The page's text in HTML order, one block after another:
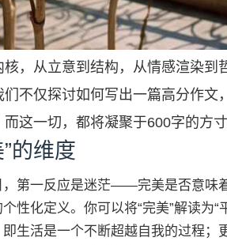
，从立意到结构，从情感渲染到
不仅探讨如何写出一篇高分作文
这一切，都将凝聚于600字的方寸
的维度
，第一反应是迷茫——完美是否意味
性化定义。你可以将“完美”解读为“
生活是一个不断超越自我的过程；